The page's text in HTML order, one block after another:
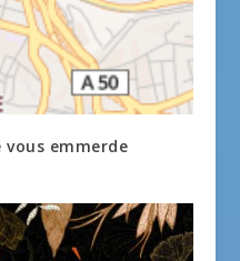
vous emmerde